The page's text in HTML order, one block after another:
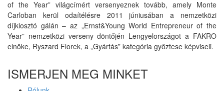
of the Year” világcímért versenyeznek tovább, amely Monte
Carloban kerül odaítélésre 2011 júniusában a nemzetközi
díjkiosztó gálán – az „Ernst&Young World Entrepreneur of the
Year” nemzetközi verseny döntőjén Lengyelországot a FAKRO
elnöke, Ryszard Florek, a „Gyártás” kategória győztese képviseli.
ISMERJEN MEG MINKET